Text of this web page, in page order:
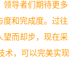
领导者们期待更多
度和完成度。过往
望而却步，现在采
术，可以完美实现